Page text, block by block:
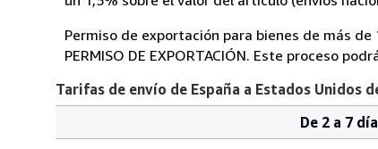
Permiso de exportación para bienes de más de
PERMISO DE EXPORTACIÓN. Este proceso
Tarifas de envío de España a Estados Unidos
De 2 a 7